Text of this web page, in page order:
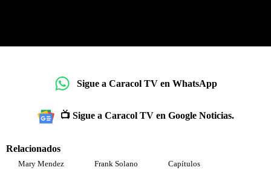
Sigue a Caracol TV en WhatsApp
📺 Sigue a Caracol TV en Google Noticias.
Relacionados
Mary Mendez Frank Solano
Capítulos